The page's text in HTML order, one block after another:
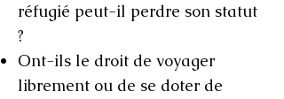
réfugié peut-il perdre son statut
?
Ont-ils le droit de voyager
librement ou de se doter de